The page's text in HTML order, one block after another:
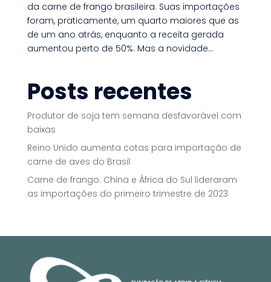
da carne de frango brasileira. Suas importações
foram, praticamente, um quarto maiores que as
de um ano atrás, enquanto a receita gerada
aumentou perto de 50%. Mas a novidade...
Posts recentes
Produtor de soja tem semana desfavorável com
baixas
Reino Unido aumenta cotas para importação de
carne de aves do Brasil
Carne de frango: China e África do Sul lideraram
as importações do primeiro trimestre de 2023